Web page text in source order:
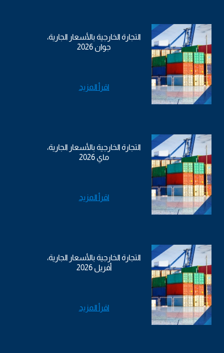
التجارة الخارجية بالأسعار الجارية،
جوان 2026
اقرأ المزيد
التجارة الخارجية بالأسعار الجارية،
ماي 2026
اقرأ المزيد
التجارة الخارجية بالأسعار الجارية،
أفريل 2026
اقرأ المزيد